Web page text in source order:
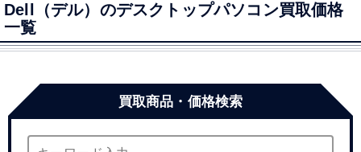
Dell（デル）のデスクトップパソコン買取価格
一覧
買取商品・価格検索